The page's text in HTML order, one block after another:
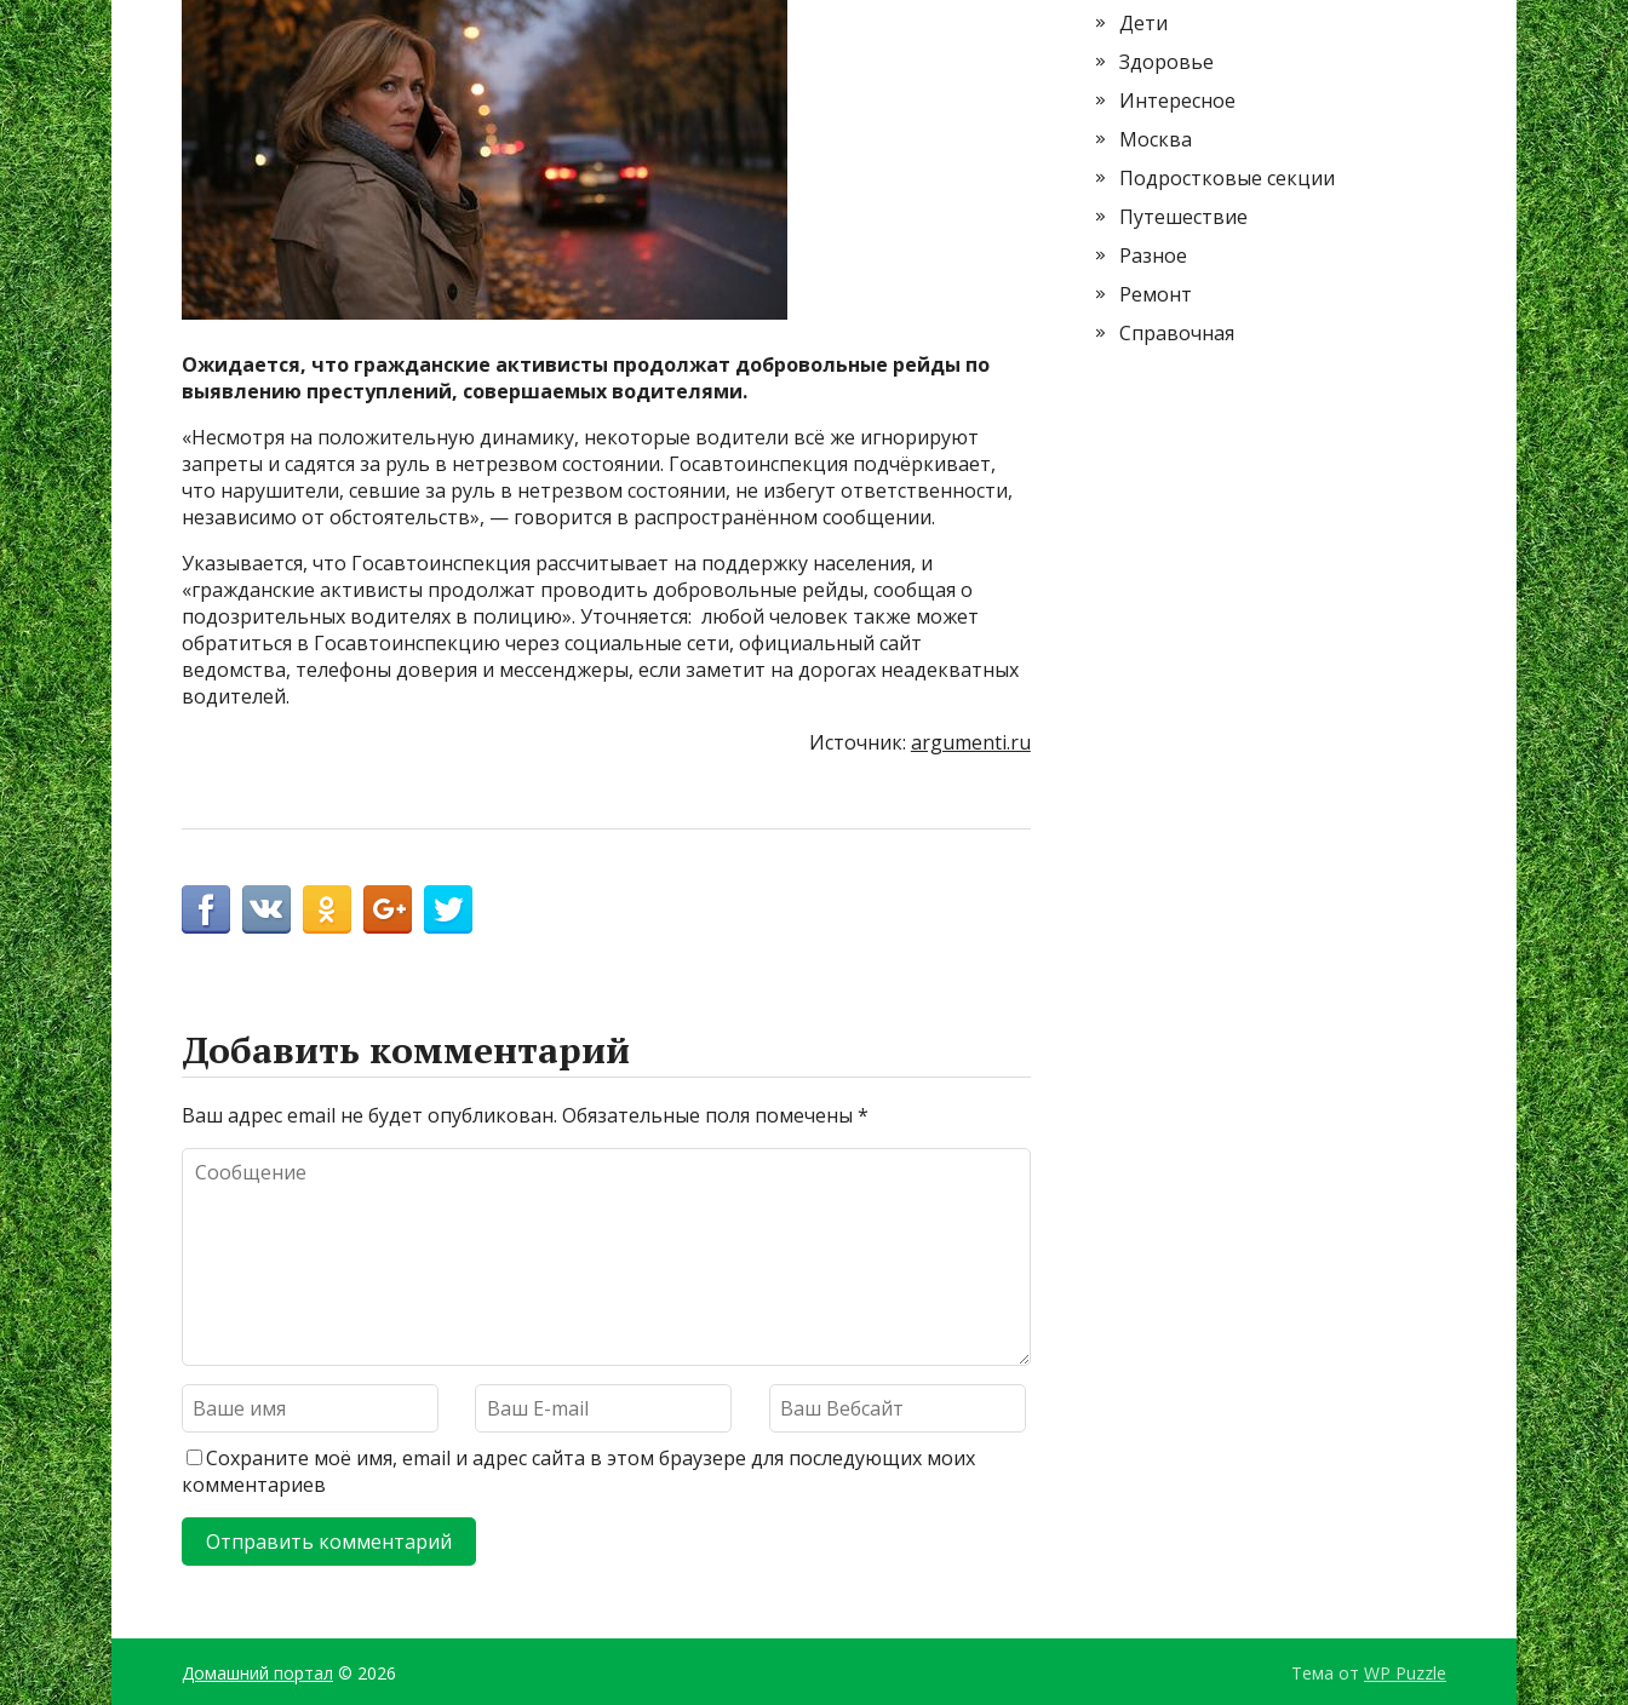
Ожидается, что гражданские активисты продолжат добровольные рейды по
выявлению преступлений, совершаемых водителями.
«Несмотря на положительную динамику, некоторые водители всё же игнорируют
запреты и садятся за руль в нетрезвом состоянии. Госавтоинспекция подчёркивает,
что нарушители, севшие за руль в нетрезвом состоянии, не избегут ответственности,
независимо от обстоятельств», — говорится в распространённом сообщении.
Указывается, что Госавтоинспекция рассчитывает на поддержку населения, и
«гражданские активисты продолжат проводить добровольные рейды, сообщая о
подозрительных водителях в полицию». Уточняется: любой человек также может
обратиться в Госавтоинспекцию через социальные сети, официальный сайт
ведомства, телефоны доверия и мессенджеры, если заметит на дорогах неадекватных
водителей.
Источник: argumenti.ru
Добавить комментарий
Ваш адрес email не будет опубликован. Обязательные поля помечены *
Сохраните моё имя, email и адрес сайта в этом браузере для последующих моих
комментариев
Дети
Здоровье
Интересное
Москва
Подростковые секции
Путешествие
Разное
Ремонт
Справочная
Домашний портал © 2026 Тема от WP Puzzle